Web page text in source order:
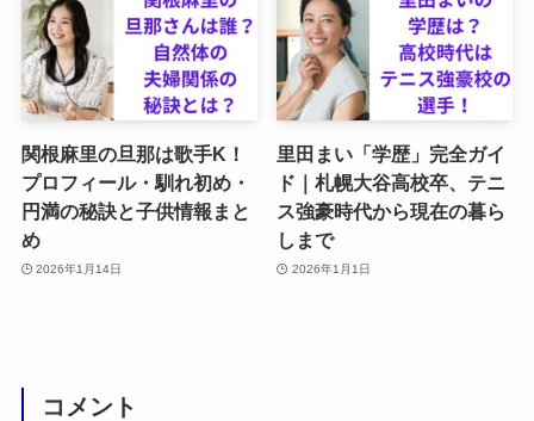
関根麻里の旦那は歌手K！
プロフィール・馴れ初め・
円満の秘訣と子供情報まと
め
2026年1月14日
里田まい「学歴」完全ガイ
ド｜札幌大谷高校卒、テニ
ス強豪時代から現在の暮ら
しまで
2026年1月1日
コメント